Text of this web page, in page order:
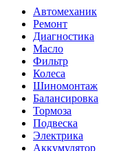
Автомеханик
Ремонт
Диагностика
Масло
Фильтр
Колеса
Шиномонтаж
Балансировка
Тормоза
Подвеска
Электрика
Аккумулятор